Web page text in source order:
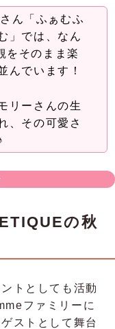
ん「ふぁむふ
」では、なん
をそのまま楽
んでいます！
リーさんの生
、その可愛さ
の秋
トとしても活動
ファミリーに
ストとして舞台